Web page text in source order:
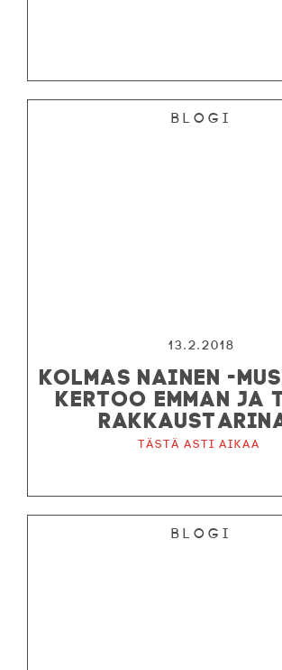
Blogi
13.2.2018
KOLMAS NAINEN -
KERTOO EMMAN JA
Tästä asti aikaa
Blogi